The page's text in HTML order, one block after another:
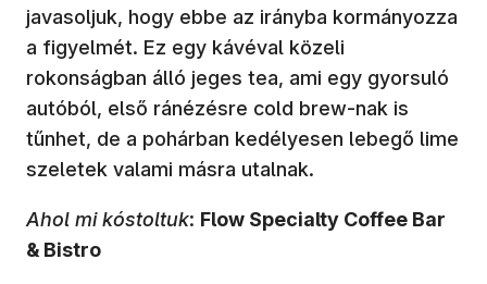
javasoljuk, hogy ebbe az irányba kormányozza
a figyelmét. Ez egy kávéval közeli
rokonságban álló jeges tea, ami egy gyorsuló
autóból, első ránézésre cold brew-nak is
tűnhet, de a pohárban kedélyesen lebegő lime
szeletek valami másra utalnak.
Ahol mi kóstoltuk: Flow Specialty Coffee Bar
& Bistro